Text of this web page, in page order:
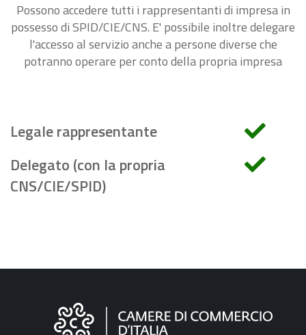
Possono accedere tutti i rappresentanti di impresa in
possesso di SPID/CIE/CNS. E' possibile inoltre delegare
l'accesso al servizio anche a persone diverse che
potranno operare per conto della propria impresa
Legale rappresentante
Delegato (con la propria
CNS/CIE/SPID)
Informazioni